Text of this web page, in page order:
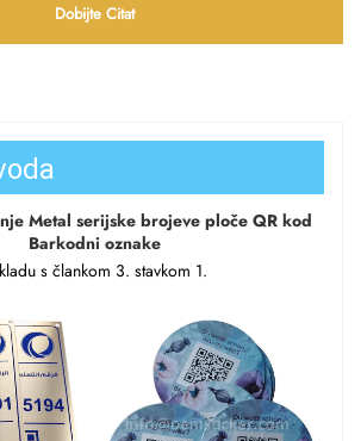
Dobijte Citat
Metal serijske brojeve ploče QR kod
Barkodni oznake
s člankom 3. stavkom 1.